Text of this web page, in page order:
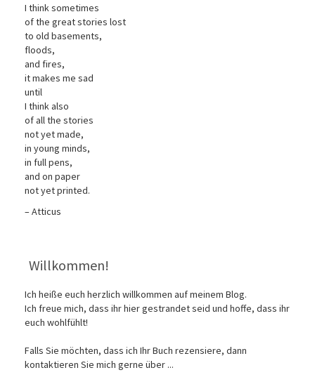
I think sometimes
of the great stories lost
to old basements,
floods,
and fires,
it makes me sad
until
I think also
of all the stories
not yet made,
in young minds,
in full pens,
and on paper
not yet printed.
– Atticus
Willkommen!
Ich heiße euch herzlich willkommen auf meinem Blog.
Ich freue mich, dass ihr hier gestrandet seid und hoffe, dass ihr
euch wohlfühlt!
Falls Sie möchten, dass ich Ihr Buch rezensiere, dann
kontaktieren Sie mich gerne über ...